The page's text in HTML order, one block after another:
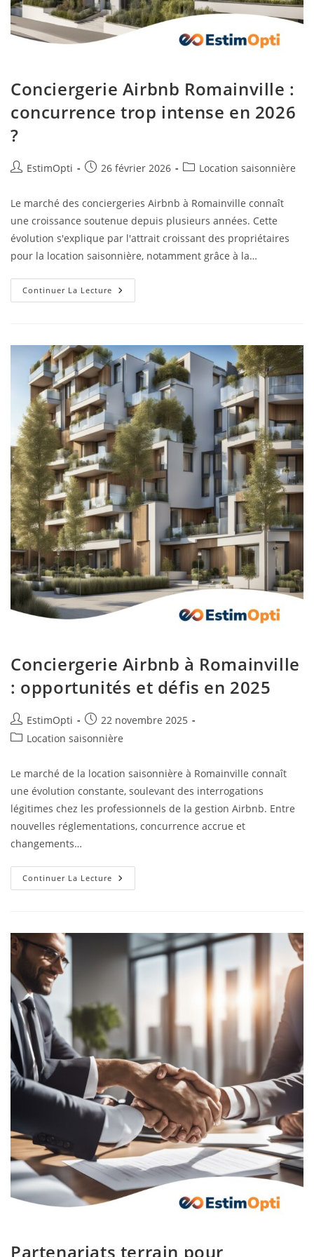
Conciergerie Airbnb Romainville :
concurrence trop intense en 2026
?
EstimOpti 26 février 2026 Location saisonnière
Le marché des conciergeries Airbnb à Romainville connaît
une croissance soutenue depuis plusieurs années. Cette
évolution s'explique par l'attrait croissant des propriétaires
pour la location saisonnière, notamment grâce à la…
Continuer La Lecture
Conciergerie Airbnb à Romainville
: opportunités et défis en 2025
EstimOpti
22 novembre 2025
Location saisonnière
Le marché de la location saisonnière à Romainville connaît
une évolution constante, soulevant des interrogations
légitimes chez les professionnels de la gestion Airbnb. Entre
nouvelles réglementations, concurrence accrue et
changements…
Continuer La Lecture
Partenariats terrain pour